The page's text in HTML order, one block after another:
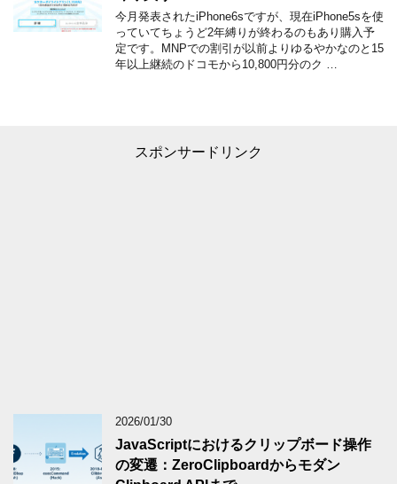
今月発表されたiPhone6sですが、現在iPhone5sを使
っていてちょうど2年縛りが終わるのもあり購入予
定です。MNPでの割引が以前よりゆるやかなのと15
年以上継続のドコモから10,800円分のク …
スポンサードリンク
2026/01/30
JavaScriptにおけるクリップボード操作
の変遷：ZeroClipboardからモダン